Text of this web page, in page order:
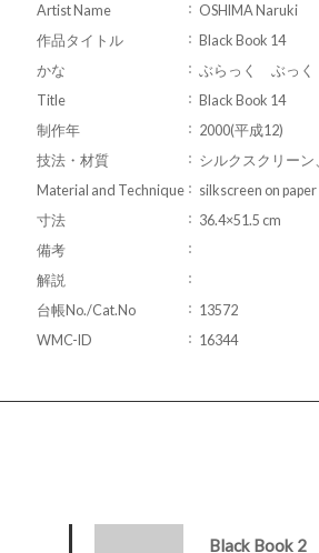
Artist Name
OSHIMA Naruki
作品タイトル
Black Book 14
かな
ぶらっく ぶっ
Title
Black Book 14
制作年
2000(平成12)
技法・材質
シルクスクリーン
Material and Technique
silkscreen on paper
寸法
36.4×51.5 cm
備考
解説
台帳No./Cat.No
13572
WMC-ID
16344
Black Book 2